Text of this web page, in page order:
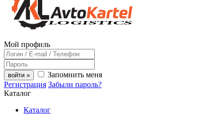
Мой профиль
войти »
Запомнить меня
Регистрация Забыли пароль?
Каталог
Каталог